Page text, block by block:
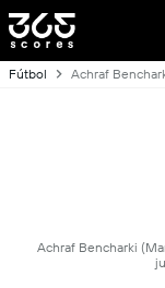
Fútbol Achraf
Achraf Bencharki